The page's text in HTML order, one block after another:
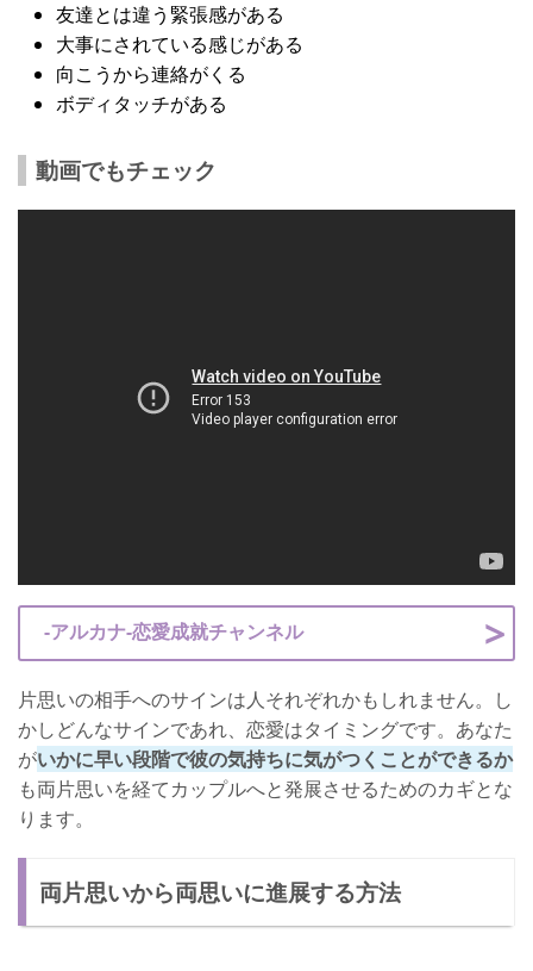
友達とは違う緊張感がある
大事にされている感じがある
向こうから連絡がくる
ボディタッチがある
動画でもチェック
-アルカナ-恋愛成就チャンネル
片思いの相手へのサインは人それぞれかもしれません。し
かしどんなサインであれ、恋愛はタイミングです。あなた
がいかに早い段階で彼の気持ちに気がつくことができるか
も両片思いを経てカップルへと発展させるためのカギとな
ります。
両片思いから両思いに進展する方法